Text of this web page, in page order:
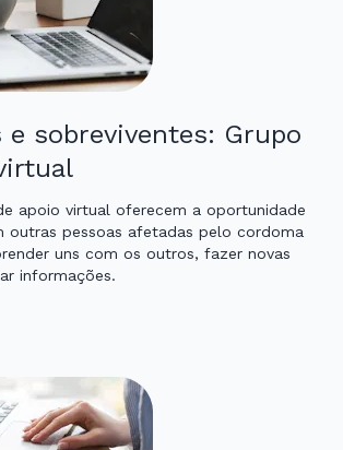
e sobreviventes: Grupo
apoio virtual oferecem a oportunidade
outras pessoas afetadas pelo cordoma
uns com os outros, fazer novas
informações.